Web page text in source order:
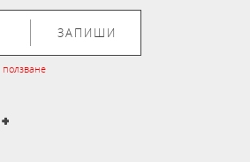
ЗАПИШИ